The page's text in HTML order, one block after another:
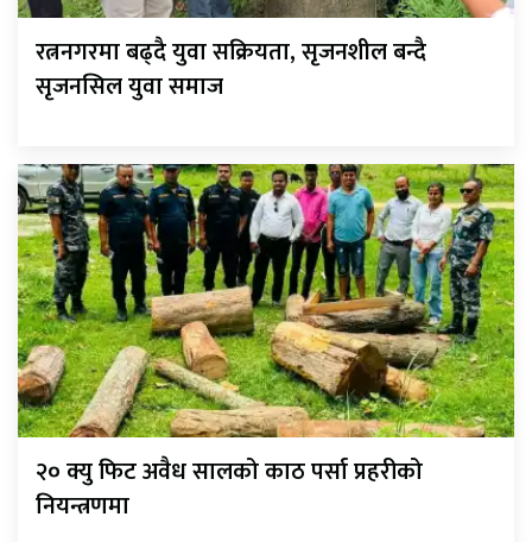
रत्ननगरमा बढ्दै युवा सक्रियता, सृजनशील बन्दै
सृजनसिल युवा समाज
२० क्यु फिट अवैध सालको काठ पर्सा प्रहरीको
नियन्त्रणमा